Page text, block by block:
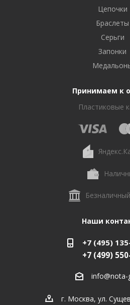
Цепочки
Браслеты
Серьги
Запонки
Принимаем к
Пластиковые
Наши
+7 (495)
+7 (499)
info@nota-
г. Москва, ул.